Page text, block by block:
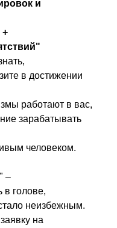
и
в достижении
работают в вас,
зарабатывать
человеком.
–
в голове,
неизбежным.
на